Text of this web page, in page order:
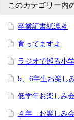
このカテゴリー内
卒業証書紙漉き
育ってますよ
ラジオで巡る小
5、6年生お楽し
低学年お楽しみ
４年 お楽しみ